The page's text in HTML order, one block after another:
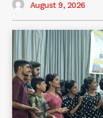
August 9, 2026